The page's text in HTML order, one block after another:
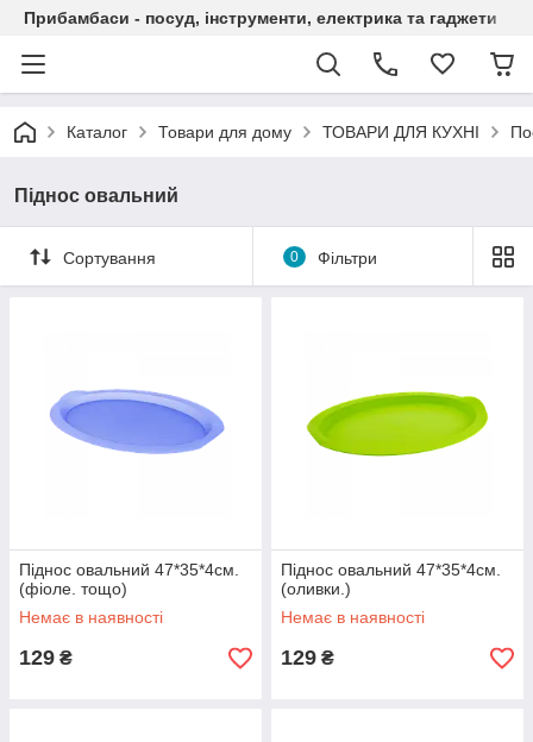
Прибамбаси - посуд, інструменти, електрика та гаджети
Каталог Товари для дому ТОВАРИ ДЛЯ КУХНІ
Піднос овальний
Сортування 0 Фільтри
Піднос овальний 47*35*4см.
(фіоле. тощо)
Немає в наявності
129 ₴
Піднос овальний 47*35*4см.
(оливки.)
Немає в наявності
129 ₴